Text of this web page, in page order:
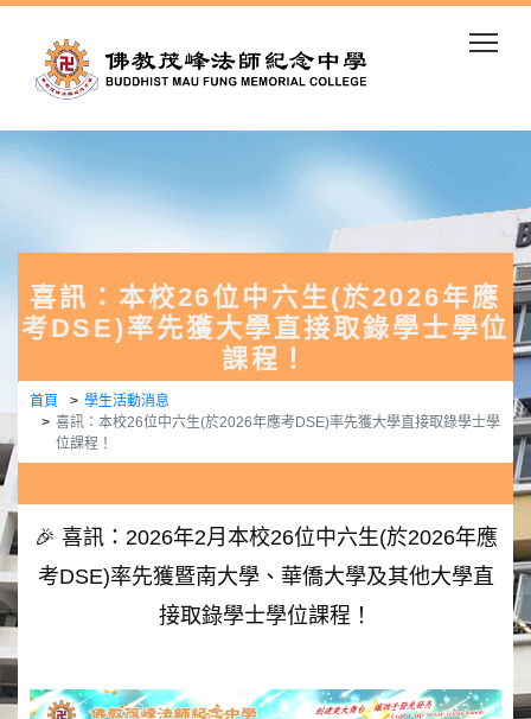
喜訊：本校26位中六生(於2026年應
考DSE)率先獲大學直接取錄學士學位
課程！
首頁
學生活動消息
喜訊：本校26位中六生(於2026年應考DSE)率先獲大學直接取錄學士學
位課程！
🎉 喜訊：2026年2月本校26位中六生(於2026年應
考DSE)率先獲暨南大學、華僑大學及其他大學直
接取錄學士學位課程！